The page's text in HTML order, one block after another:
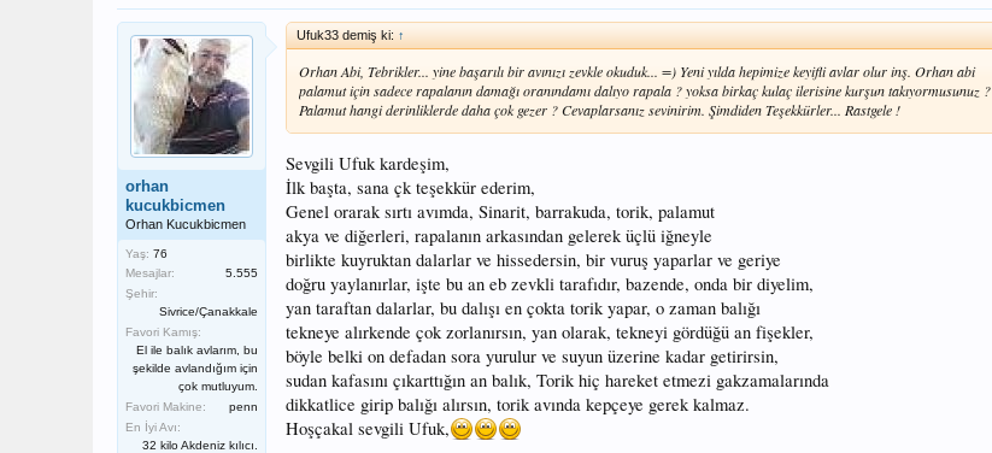
orhan
kucukbicmen
Orhan Kucukbicmen
Yaş: 76
Mesajlar:
5.555
Şehir:
Sivrice/Çanakkale
Favori Kamış:
El ile balık avlarım, bu
şekilde avlandığım için
çok mutluyum.
Favori Makine:
penn
En İyi Avı:
32 kilo Akdeniz kılıcı.
Ufuk33 demiş ki: ↑
Orhan Abi, Tebrikler... yine başarılı bir avınızı zevkle okuduk... =) Yeni yılda hepimize keyifli avlar olur inş. Orhan abi
palamut için sadece rapalanın damağı oranındamı dalıyo rapala ? yoksa birkaç kulaç ilerisine kurşun takıyormusunuz ?
Palamut hangi derinliklerde daha çok gezer ? Cevaplarsanız sevinirim. Şimdiden Teşekkürler... Rastgele !
Sevgili Ufuk kardeşim,
İlk başta, sana çk teşekkür ederim,
Genel orarak sırtı avımda, Sinarit, barrakuda, torik, palamut
akya ve diğerleri, rapalanın arkasından gelerek üçlü iğneyle
birlikte kuyruktan dalarlar ve hissedersin, bir vuruş yaparlar ve geriye
doğru yaylanırlar, işte bu an eb zevkli tarafıdır, bazende, onda bir diyelim,
yan taraftan dalarlar, bu dalışı en çokta torik yapar, o zaman balığı
tekneye alırkende çok zorlanırsın, yan olarak, tekneyi gördüğü an fişekler,
böyle belki on defadan sora yurulur ve suyun üzerine kadar getirirsin,
sudan kafasını çıkarttığın an balık, Torik hiç hareket etmezi gakzamalarında
dikkatlice girip balığı alırsın, torik avında kepçeye gerek kalmaz.
Hoşçakal sevgili Ufuk,